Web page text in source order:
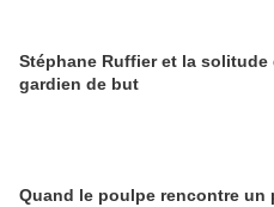
Stéphane Ruffier et la solitude
gardien de but
Quand le poulpe rencontre un